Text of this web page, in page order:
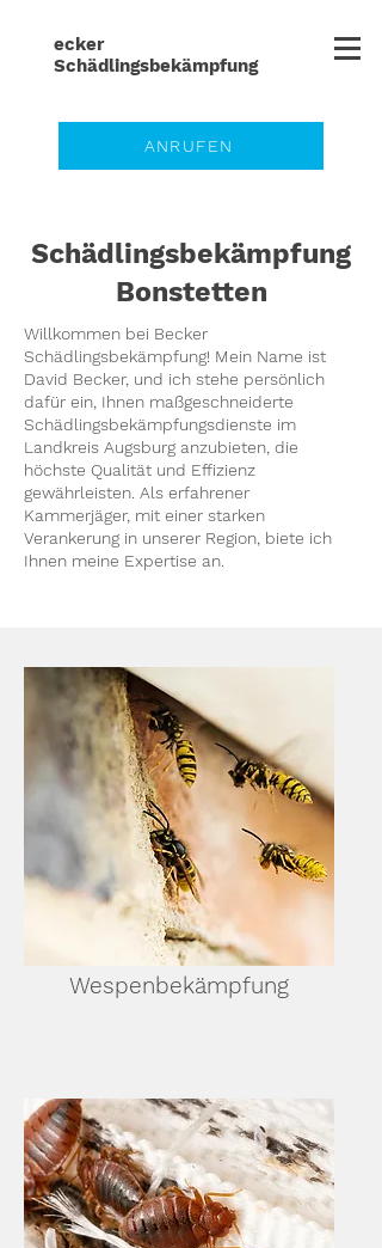
ecker
Schädlingsbekämpfung
ANRUFEN
Schädlingsbekämpfung
Bonstetten
Willkommen bei Becker
Schädlingsbekämpfung! Mein Name ist
David Becker, und ich stehe persönlich
dafür ein, Ihnen maßgeschneiderte
Schädlingsbekämpfungsdienste im
Landkreis Augsburg anzubieten, die
höchste Qualität und Effizienz
gewährleisten. Als erfahrener
Kammerjäger, mit einer starken
Verankerung in unserer Region, biete ich
Ihnen meine Expertise an.
Wespenbekämpfung